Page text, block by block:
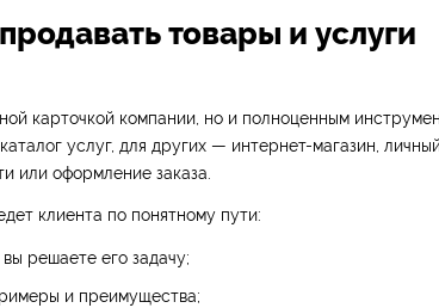
товары и услуги
карточкой компании, но и полноценным
услуг, для других — интернет-магазин,
или оформление заказа.
клиента по понятному пути:
решаете его задачу;
и преимущества;